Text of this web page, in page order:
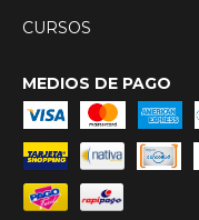
CURSOS
MEDIOS DE PAGO